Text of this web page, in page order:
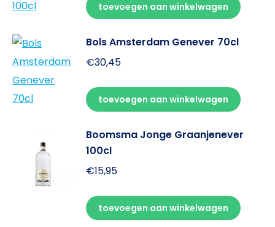
toevoegen aan winkelwagen
Bols Amsterdam Genever 70cl
€30,45
toevoegen aan winkelwagen
Boomsma Jonge Graanjenever
100cl
€15,95
toevoegen aan winkelwagen